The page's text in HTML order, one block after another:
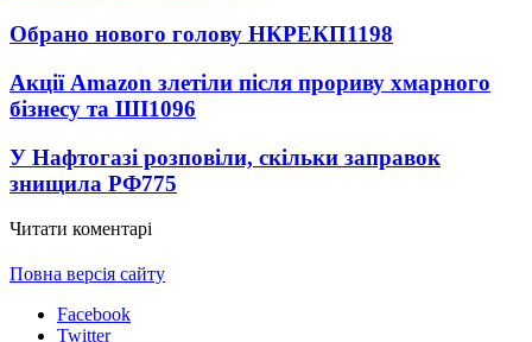
Обрано нового голову НКРЕКП1198
Акції Amazon злетіли після прориву хмарного
бізнесу та ШІ1096
У Нафтогазі розповіли, скільки заправок
знищила РФ775
Читати коментарі
Повна версія сайту
Facebook
Twitter